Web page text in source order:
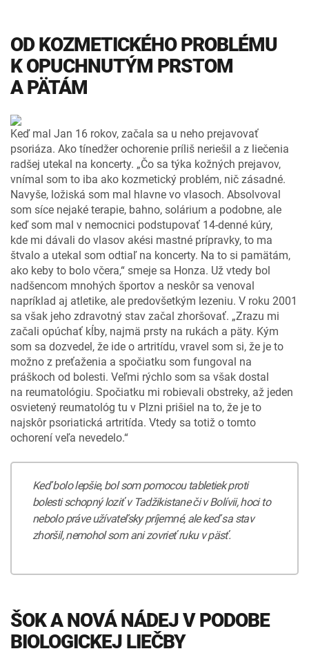
OD KOZMETICKÉHO PROBLÉMU
K OPUCHNUTÝM PRSTOM
A PÄTÁM
Keď mal Jan 16 rokov, začala sa u neho prejavovať
psoriáza. Ako tínedžer ochorenie príliš neriešil a z liečenia
radšej utekal na koncerty. „Čo sa týka kožných prejavov,
vnímal som to iba ako kozmetický problém, nič zásadné.
Navyše, ložiská som mal hlavne vo vlasoch. Absolvoval
som síce nejaké terapie, bahno, solárium a podobne, ale
keď som mal v nemocnici podstupovať 14-denné kúry,
kde mi dávali do vlasov akési mastné prípravky, to ma
štvalo a utekal som odtiaľ na koncerty. Na to si pamätám,
ako keby to bolo včera,“ smeje sa Honza. Už ­vtedy bol
nadšencom mnohých športov a neskôr sa venoval
napríklad aj atletike, ale predovšetkým lezeniu. V roku 2001
sa však jeho zdravotný stav začal zhoršovať. „Zrazu mi
začali opúchať kĺby, najmä prsty na rukách a päty. Kým
som sa dozvedel, že ide o artritídu, vravel som si, že je to
možno z preťaženia a spočiatku som fungoval na
práškoch od bolesti. Veľmi rýchlo som sa však dostal
na reumatológiu. Spočiatku mi robievali obstreky, až jeden
osvietený reumatológ tu v Plzni prišiel na to, že je to
najskôr psoriatická artritída. Vtedy sa totiž o tomto
ochorení veľa nevedelo.“
Keď bolo lepšie, bol som pomocou tabletiek proti
bolesti schopný loziť v Tadžikistane či v Bolívii, hoci to
nebolo práve užívateľsky príjemné, ale keď sa stav
zhoršil, nemohol som ani zovrieť ruku v päsť.
ŠOK A NOVÁ NÁDEJ V PODOBE
BIOLOGICKEJ LIEČBY